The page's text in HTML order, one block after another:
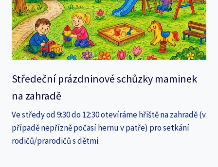
Středeční prázdninové schůzky maminek
na zahradě
Ve středy od 9:30 do 12:30 otevíráme hřiště na zahradě (v
případě nepřízně počasí hernu v patře) pro setkání
rodičů/prarodičů s dětmi.